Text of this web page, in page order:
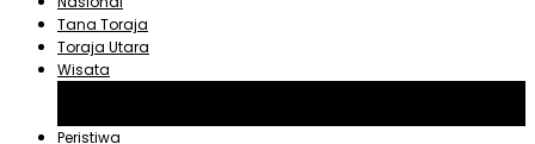
Tana Toraja
Toraja Utara
Wisata
Peristiwa